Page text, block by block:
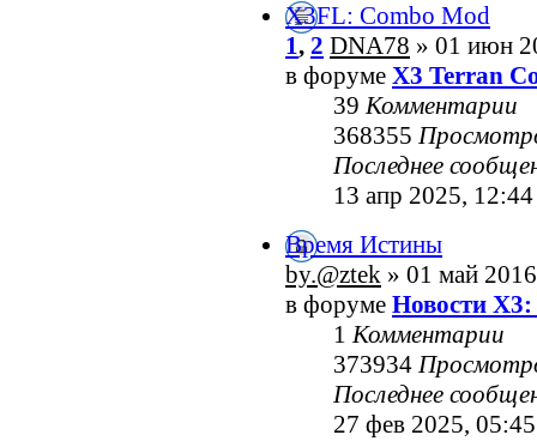
X3FL: Combo Mod
1, 2 DNA78 » 01 июн
в форуме X3 Terran
39Комментарии
368355
Последнее
13 апр 2025, 12:44
Время Истины
by.@ztek » 01 май
в форуме Новости
1Комментарии
373934
Последнее
27 фев 2025, 05:45